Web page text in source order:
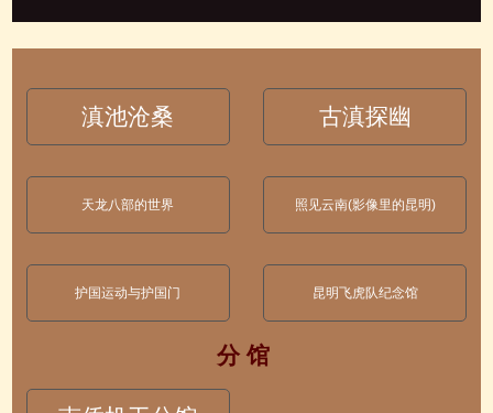
滇池沧桑 古滇探幽
天龙八部的世界 照见云南(影像里的昆明)
护国运动与护国门 昆明飞虎队纪念馆
分 馆